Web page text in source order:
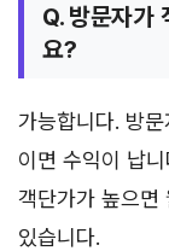
Q. 방문자가
요?
가능합니다. 방
이면 수익이 납
객단가가 높으
있습니다.